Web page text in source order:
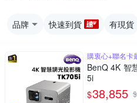
品牌 快速到貨 有現貨
購衷心+聯名卡
BenQ 4K 智
5i
$38,855 $